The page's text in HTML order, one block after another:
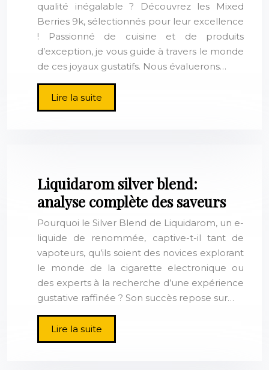
qualité inégalable ? Découvrez les Mixed
Berries 9k, sélectionnés pour leur excellence
! Passionné de cuisine et de produits
d’exception, je vous guide à travers le monde
de ces joyaux gustatifs. Nous évaluerons…
Lire la suite
Liquidarom silver blend:
analyse complète des saveurs
Pourquoi le Silver Blend de Liquidarom, un e-
liquide de renommée, captive-t-il tant de
vapoteurs, qu’ils soient des novices explorant
le monde de la cigarette electronique ou
des experts à la recherche d’une expérience
gustative raffinée ? Son succès repose sur…
Lire la suite